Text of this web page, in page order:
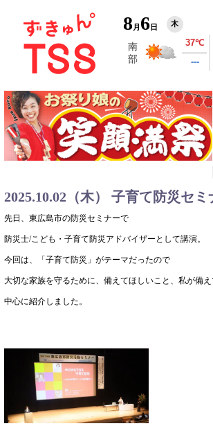
8 月 6日 木
2025.10.02（木） 子育て防災セミ
先日、東広島市の防災セミナーで
防災士/こども・子育て防災アドバイザーとして講演。
今回は、「子育て防災」がテーマだったので
大切な家族を守るために、備えてほしいこと、私が備
中心に紹介しました。